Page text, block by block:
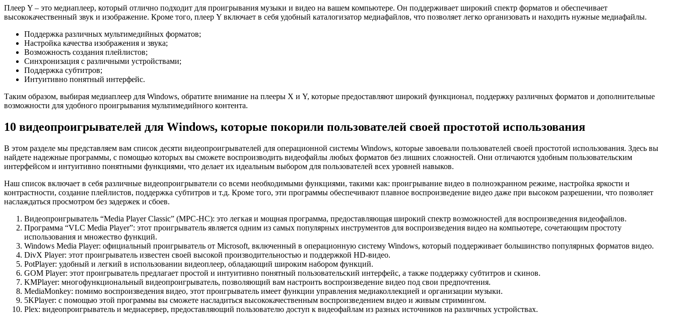
Плеер Y – это медиаплеер, который отлично подходит для проигрывания музыки и видео на вашем компьютере. Он поддерживает широкий спектр форматов и обеспечивает
высококачественный звук и изображение. Кроме того, плеер Y включает в себя удобный каталогизатор медиафайлов, что позволяет легко организовать и находить нужные медиафайлы.
Поддержка различных мультимедийных форматов;
Настройка качества изображения и звука;
Возможность создания плейлистов;
Синхронизация с различными устройствами;
Поддержка субтитров;
Интуитивно понятный интерфейс.
Таким образом, выбирая медиаплеер для Windows, обратите внимание на плееры X и Y, которые предоставляют широкий функционал, поддержку различных форматов и дополнительные
возможности для удобного проигрывания мультимедийного контента.
10 видеопроигрывателей для Windows, которые покорили пользователей своей простотой использования
В этом разделе мы представляем вам список десяти видеопроигрывателей для операционной системы Windows, которые завоевали пользователей своей простотой использования. Здесь вы
найдете надежные программы, с помощью которых вы сможете воспроизводить видеофайлы любых форматов без лишних сложностей. Они отличаются удобным пользовательским
интерфейсом и интуитивно понятными функциями, что делает их идеальным выбором для пользователей всех уровней навыков.
Наш список включает в себя различные видеопроигрыватели со всеми необходимыми функциями, такими как: проигрывание видео в полноэкранном режиме, настройка яркости и
контрастности, создание плейлистов, поддержка субтитров и т.д. Кроме того, эти программы обеспечивают плавное воспроизведение видео даже при высоком разрешении, что позволяет
наслаждаться просмотром без задержек и сбоев.
Видеопроигрыватель “Media Player Classic” (MPC-HC): это легкая и мощная программа, предоставляющая широкий спектр возможностей для воспроизведения видеофайлов.
Программа “VLC Media Player”: этот проигрыватель является одним из самых популярных инструментов для воспроизведения видео на компьютере, сочетающим простоту
использования и множество функций.
Windows Media Player: официальный проигрыватель от Microsoft, включенный в операционную систему Windows, который поддерживает большинство популярных форматов видео.
DivX Player: этот проигрыватель известен своей высокой производительностью и поддержкой HD-видео.
PotPlayer: удобный и легкий в использовании видеоплеер, обладающий широким набором функций.
GOM Player: этот проигрыватель предлагает простой и интуитивно понятный пользовательский интерфейс, а также поддержку субтитров и скинов.
KMPlayer: многофункциональный видеопроигрыватель, позволяющий вам настроить воспроизведение видео под свои предпочтения.
MediaMonkey: помимо воспроизведения видео, этот проигрыватель имеет функции управления медиаколлекцией и организации музыки.
5KPlayer: с помощью этой программы вы сможете насладиться высококачественным воспроизведением видео и живым стримингом.
Plex: видеопроигрыватель и медиасервер, предоставляющий пользователю доступ к видеофайлам из разных источников на различных устройствах.